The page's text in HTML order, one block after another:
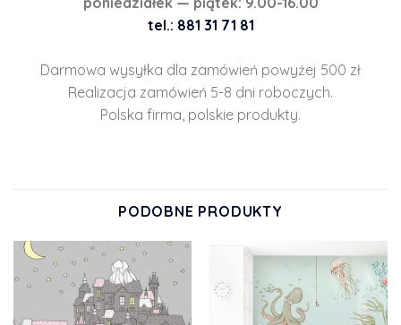
tel.: 881 31 71 81
Darmowa wysyłka dla zamówień powyżej 500 zł
Realizacja zamówień 5-8 dni roboczych.
Polska firma, polskie produkty.
PODOBNE PRODUKTY